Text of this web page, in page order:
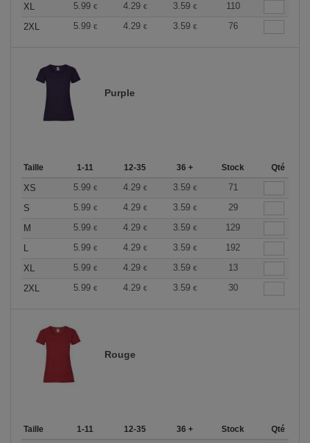
XL
5.99 € 4.29 € 3.59 €
110
2XL
5.99 € 4.29 € 3.59 € 76
Purple
Taille 1-11 12-35 36 + Stock Qté
XS 5.99 € 4.29 € 3.59 €
71
S
5.99 € 4.29 € 3.59 €
29
M
5.99 € 4.29 € 3.59 €
129
L
5.99 € 4.29 € 3.59 €
192
XL
5.99 € 4.29 € 3.59 €
13
2XL
5.99 € 4.29 € 3.59 € 30
Rouge
Taille 1-11 12-35 36 + Stock Qté